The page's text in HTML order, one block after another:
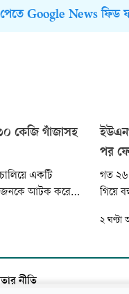
পেতে Google News
কেজি গাঁজাসহ
একটি
আটক করেছে
সদর
পর
গত ২৬
গিয়ে
গাছ
২ ঘণ্টা
নীতি